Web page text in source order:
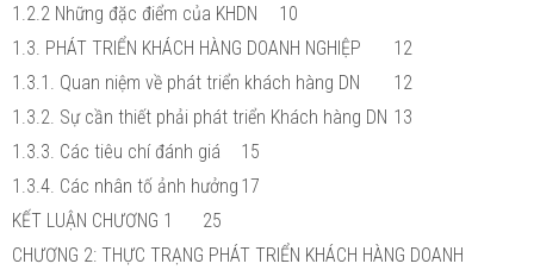
1.2.2 Những đặc điểm của KHDN
10
1.3. PHÁT TRIỂN KHÁCH HÀNG DOANH NGHIỆP
12
1.3.1. Quan niệm về phát triển khách hàng DN
12
1.3.2. Sự cần thiết phải phát triển Khách hàng DN 13
1.3.3. Các tiêu chí đánh giá
15
1.3.4. Các nhân tố ảnh hưởng 17
KẾT LUẬN CHƯƠNG 1
25
CHƯƠNG 2: THỰC TRẠNG PHÁT TRIỂN KHÁCH HÀNG DOANH